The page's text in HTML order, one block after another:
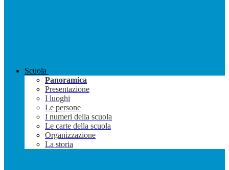
Scuola
Panoramica
Presentazione
I luoghi
Le persone
I numeri della scuola
Le carte della scuola
Organizzazione
La storia